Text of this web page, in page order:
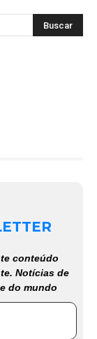
conteúdo
Notícias de
do mundo